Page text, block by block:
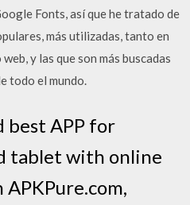
Fonts, así que he tratado de
más utilizadas, tanto en
y las que son más buscadas
todo el mundo.
best APP for
tablet with online